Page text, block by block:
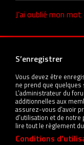
J’ai oublié mon
S’enregistrer
Vous devez être
ne prend que
L’administrateur du
additionnelles aux
assurez-vous d’avoir
d’utilisation et de
lire tout le règlement
Conditions